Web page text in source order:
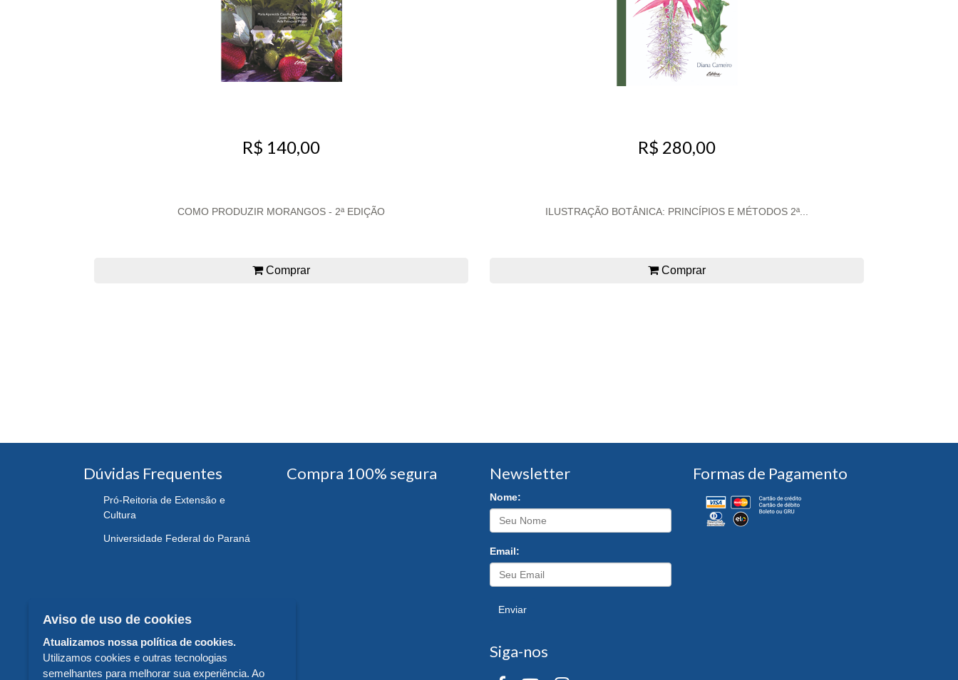
R$ 140,00
COMO PRODUZIR MORANGOS - 2ª EDIÇÃO
Comprar
R$ 280,00
ILUSTRAÇÃO BOTÂNICA: PRINCÍPIOS E MÉTODOS 2ª...
Comprar
Dúvidas Frequentes
Pró-Reitoria de Extensão e
Cultura
Universidade Federal do Paraná
Compra 100% segura Newsletter
Nome:
Email:
Enviar
Siga-nos
Formas de Pagamento
Aviso de uso de cookies
Atualizamos nossa política de cookies.
Utilizamos cookies e outras tecnologias
semelhantes para melhorar sua experiência. Ao